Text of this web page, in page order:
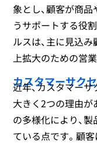
象とし、顧客が商
うサポートする役
ルスは、主に見込
上拡大のための営
カスタマーサク
近年、カスタマー
大きく2つの理由が
の多様化により、
ている点です。顧